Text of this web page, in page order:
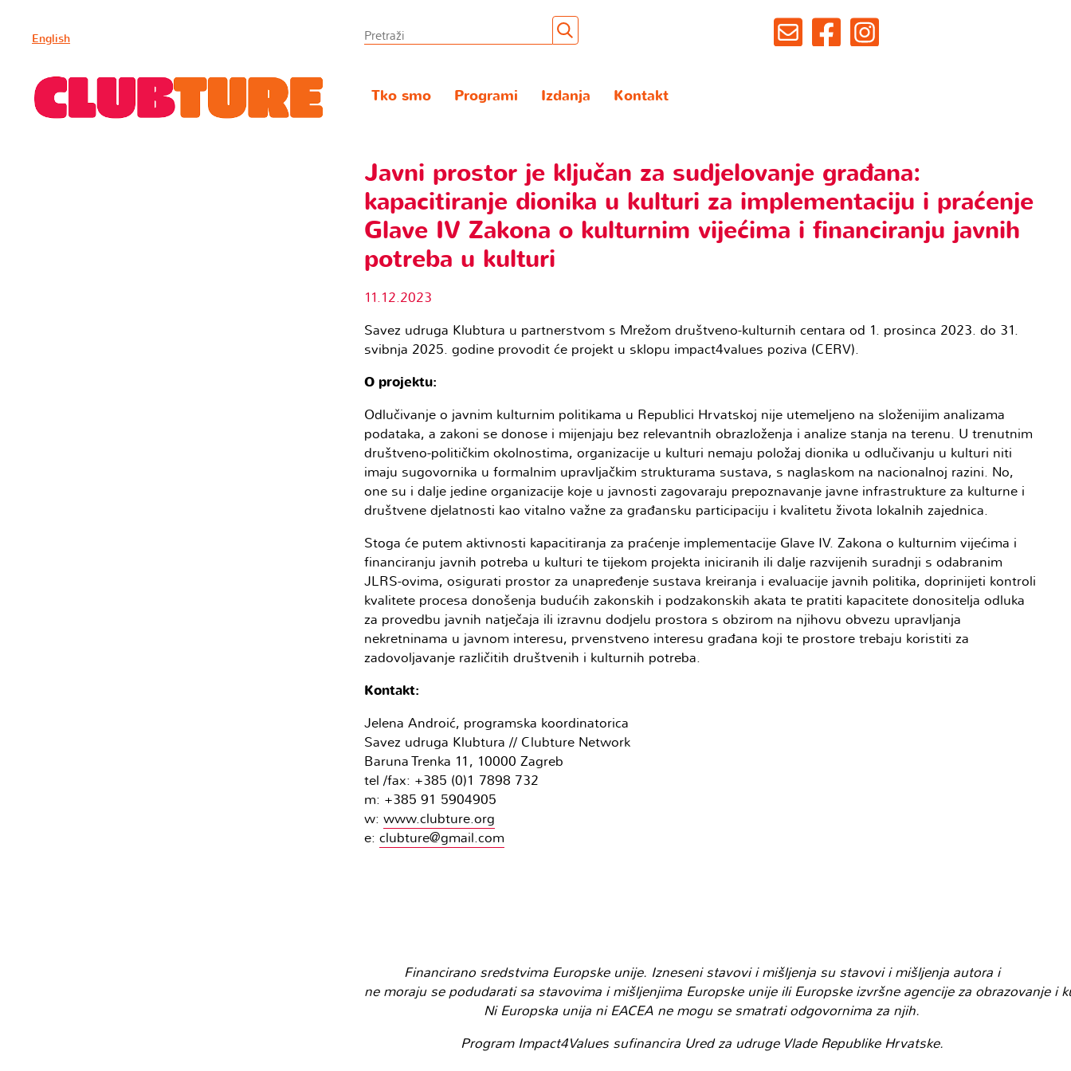
English
Tko smo Programi Izdanja Kontakt
Javni prostor je ključan za sudjelovanje građana:
kapacitiranje dionika u kulturi za implementaciju i praćenje
Glave IV Zakona o kulturnim vijećima i financiranju javnih
potreba u kulturi
11.12.2023
Savez udruga Klubtura u partnerstvom s Mrežom društveno-kulturnih centara od 1. prosinca 2023. do 31.
svibnja 2025. godine provodit će projekt u sklopu impact4values poziva (CERV).
O projektu:
Odlučivanje o javnim kulturnim politikama u Republici Hrvatskoj nije utemeljeno na složenijim analizama
podataka, a zakoni se donose i mijenjaju bez relevantnih obrazloženja i analize stanja na terenu. U trenutnim
društveno-političkim okolnostima, organizacije u kulturi nemaju položaj dionika u odlučivanju u kulturi niti
imaju sugovornika u formalnim upravljačkim strukturama sustava, s naglaskom na nacionalnoj razini. No,
one su i dalje jedine organizacije koje u javnosti zagovaraju prepoznavanje javne infrastrukture za kulturne i
društvene djelatnosti kao vitalno važne za građansku participaciju i kvalitetu života lokalnih zajednica.
Stoga će putem aktivnosti kapacitiranja za praćenje implementacije Glave IV. Zakona o kulturnim vijećima i
financiranju javnih potreba u kulturi te tijekom projekta iniciranih ili dalje razvijenih suradnji s odabranim
JLRS-ovima, osigurati prostor za unapređenje sustava kreiranja i evaluacije javnih politika, doprinijeti kontroli
kvalitete procesa donošenja budućih zakonskih i podzakonskih akata te pratiti kapacitete donositelja odluka
za provedbu javnih natječaja ili izravnu dodjelu prostora s obzirom na njihovu obvezu upravljanja
nekretninama u javnom interesu, prvenstveno interesu građana koji te prostore trebaju koristiti za
zadovoljavanje različitih društvenih i kulturnih potreba.
Kontakt:
Jelena Androić, programska koordinatorica
Savez udruga Klubtura // Clubture Network
Baruna Trenka 11, 10000 Zagreb
tel /fax: +385 (0)1 7898 732
m: +385 91 5904905
w:www.clubture.org
e:clubture@gmail.com
Financirano sredstvima Europske unije. Izneseni stavovi i mišljenja su stavovi i mišljenja autora i
ne moraju se podudarati sa stavovima i mišljenjima Europske unije ili Europske izvršne agencije za obrazovanje i
Ni Europska unija ni EACEA ne mogu se smatrati odgovornima za njih.
Program Impact4Values sufinancira Ured za udruge Vlade Republike Hrvatske.